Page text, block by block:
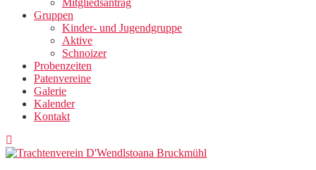
Mitgliedsantrag
Gruppen
Kinder- und Jugendgruppe
Aktive
Schnoizer
Probenzeiten
Patenvereine
Galerie
Kalender
Kontakt